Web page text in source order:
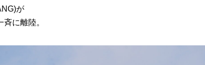
が
に離陸。